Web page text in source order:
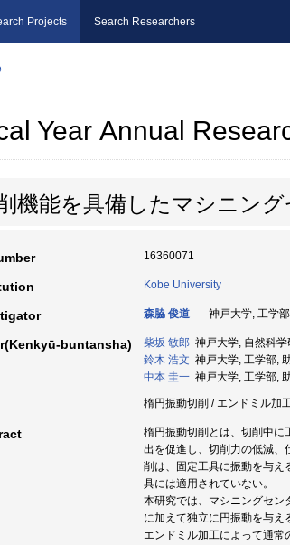
Projects Search Researchers
Year Annual
機能を具備したマシニン
16360071
Kobe University
森脇 俊道 神戸大学, 工学
buntansha) 柴坂 敏郎 神戸大学, 自然科
鈴木 浩文 神戸大学, 工学部,
中本 圭一 神戸大学, 工学部,
楕円振動切削 / エンドミル加
楕円振動切削とは、切削中に
出を促進し、切削力の低減、
削は、固定工具に振動を与え
具には適用されていない。
本研究では、マシニングセン
に加えて独立に円振動を与
エンドミル加工によって通常